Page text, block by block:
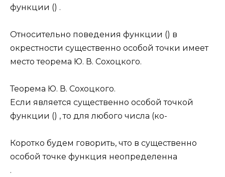
функции () .
Относительно поведения функции () в
окрестности существенно особой точки имеет
место теорема Ю. В. Сохоцкого.
Теорема Ю. В. Сохоцкого.
Если является существенно особой точкой
функции () , то для любого числа (ко-
Коротко будем говорить, что в существенно
особой точке функция неопределенна
.